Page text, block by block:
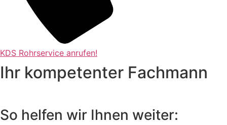
KDS Rohrservice anrufen!
Ihr kompetenter Fachmann
So helfen wir Ihnen weiter: